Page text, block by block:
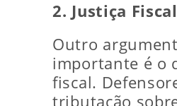
2. Justiça Fiscal
Outro
importante é o
fiscal.
tributação